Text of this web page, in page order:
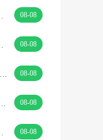
08-08
08-08
08-08
08-08
08-08